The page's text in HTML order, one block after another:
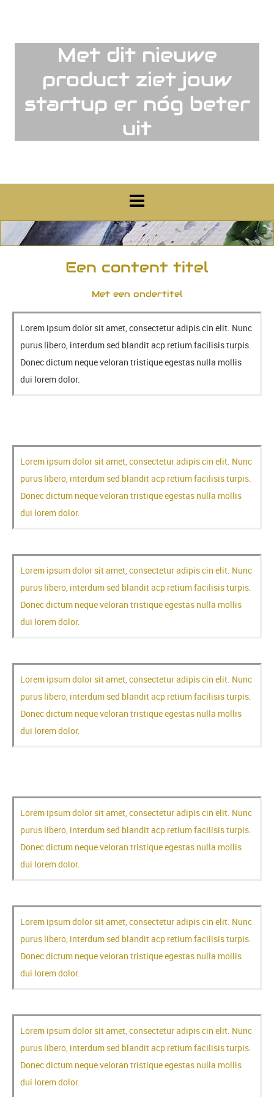
Met dit nieuwe
product ziet jouw
startup er nóg beter
uit
Een content titel
Met een ondertitel
Lorem ipsum dolor sit amet, consectetur adipis cin elit. Nunc
purus libero, interdum sed blandit acp retium facilisis turpis.
Donec dictum neque veloran tristique egestas nulla mollis
dui lorem dolor.
Lorem ipsum dolor sit amet, consectetur adipis cin elit. Nunc
purus libero, interdum sed blandit acp retium facilisis turpis.
Donec dictum neque veloran tristique egestas nulla mollis
dui lorem dolor.
Lorem ipsum dolor sit amet, consectetur adipis cin elit. Nunc
purus libero, interdum sed blandit acp retium facilisis turpis.
Donec dictum neque veloran tristique egestas nulla mollis
dui lorem dolor.
Lorem ipsum dolor sit amet, consectetur adipis cin elit. Nunc
purus libero, interdum sed blandit acp retium facilisis turpis.
Donec dictum neque veloran tristique egestas nulla mollis
dui lorem dolor.
Lorem ipsum dolor sit amet, consectetur adipis cin elit. Nunc
purus libero, interdum sed blandit acp retium facilisis turpis.
Donec dictum neque veloran tristique egestas nulla mollis
dui lorem dolor.
Lorem ipsum dolor sit amet, consectetur adipis cin elit. Nunc
purus libero, interdum sed blandit acp retium facilisis turpis.
Donec dictum neque veloran tristique egestas nulla mollis
dui lorem dolor.
Lorem ipsum dolor sit amet, consectetur adipis cin elit. Nunc
purus libero, interdum sed blandit acp retium facilisis turpis.
Donec dictum neque veloran tristique egestas nulla mollis
dui lorem dolor.